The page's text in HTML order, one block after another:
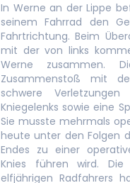
In Werne an der Lippe
seinem Fahrrad den
Fahrtrichtung. Beim
mit der von links
Werne zusammen.
Zusammenstoß mit
schwere
Kniegelenks sowie eine
Sie musste mehrmals
heute unter den Folgen
Endes zu einer
Knies führen wird. Die
elfjährigen Radfahrers